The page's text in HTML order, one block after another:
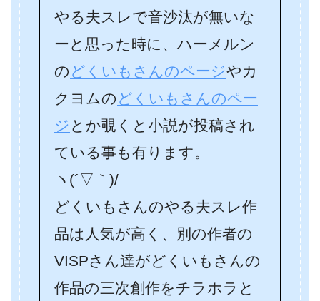
やる夫スレで音沙汰が無いな
ーと思った時に、ハーメルン
の どくいもさんのページやカ
クヨムの どくいもさんのペー
ジ とか覗くと小説が投稿され
ている事も有ります。
ヽ(´▽｀)/
どくいもさんのやる夫スレ作
品は人気が高く、別の作者の
VISPさん達がどくいもさんの
作品の三次創作をチラホラと